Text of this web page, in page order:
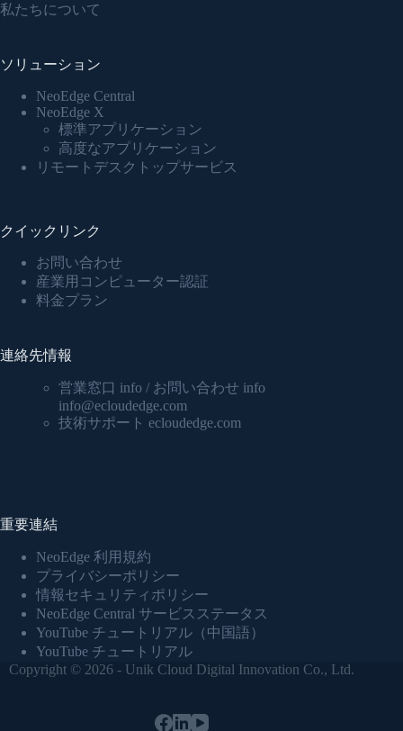
私たちについて
ソリューション
NeoEdge Central
NeoEdge X
標準アプリケーション
高度なアプリケーション
リモートデスクトップサービス
クイックリンク
お問い合わせ
産業用コンピューター認証
料金プラン
連絡先情報
営業窓口 info / お問い合わせ info
info@ecloudedge.com
技術サポート ecloudedge.com
重要連結
NeoEdge 利用規約
プライバシーポリシー
情報セキュリティポリシー
NeoEdge Central サービスステータス
YouTube チュートリアル（中国語）
YouTube チュートリアル
Copyright © 2026 - Unik Cloud Digital Innovation Co., Ltd.